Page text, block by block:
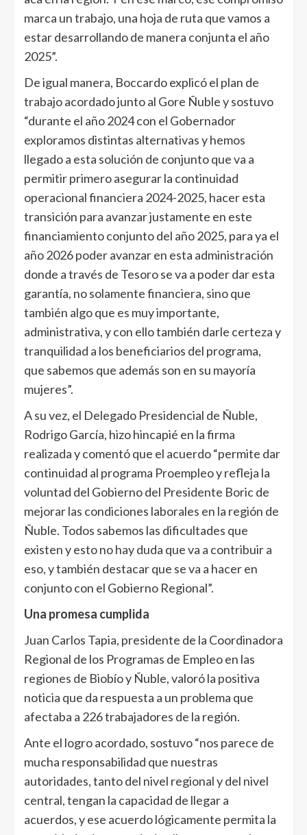
marca un trabajo, una hoja de ruta que vamos a
estar desarrollando de manera conjunta el año
2025”.
De igual manera, Boccardo explicó el plan de
trabajo acordado junto al Gore Ñuble y sostuvo
“durante el año 2024 con el Gobernador
exploramos distintas alternativas y hemos
llegado a esta solución de conjunto que va a
permitir primero asegurar la continuidad
operacional financiera 2024-2025, hacer esta
transición para avanzar justamente en este
financiamiento conjunto del año 2025, para ya el
año 2026 poder avanzar en esta administración
donde a través de Tesoro se va a poder dar esta
garantía, no solamente financiera, sino que
también algo que es muy importante,
administrativa, y con ello también darle certeza y
tranquilidad a los beneficiarios del programa,
que sabemos que además son en su mayoría
mujeres”.
A su vez, el Delegado Presidencial de Ñuble,
Rodrigo García, hizo hincapié en la firma
realizada y comentó que el acuerdo “permite dar
continuidad al programa Proempleo y refleja la
voluntad del Gobierno del Presidente Boric de
mejorar las condiciones laborales en la región de
Ñuble. Todos sabemos las dificultades que
existen y esto no hay duda que va a contribuir a
eso, y también destacar que se va a hacer en
conjunto con el Gobierno Regional”.
Una promesa cumplida
Juan Carlos Tapia, presidente de la Coordinadora
Regional de los Programas de Empleo en las
regiones de Biobío y Ñuble, valoró la positiva
noticia que da respuesta a un problema que
afectaba a 226 trabajadores de la región.
Ante el logro acordado, sostuvo “nos parece de
mucha responsabilidad que nuestras
autoridades, tanto del nivel regional y del nivel
central, tengan la capacidad de llegar a
acuerdos, y ese acuerdo lógicamente permita la